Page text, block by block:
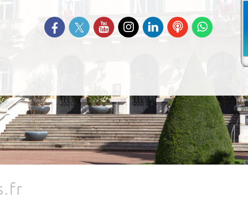
Retrouvez-nous sur Facebook
Suivez-nous sur Twitter
Suivez-nous sur YouTube
Suivez-nous sur
Instagram
Retrouvez-nous
sur Linkedin
Ecoutez
nos